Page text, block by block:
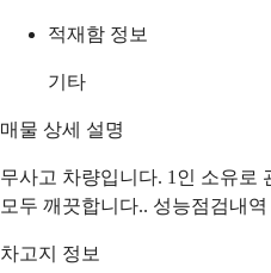
적재함 정보
기타
매물 상세 설명
무사고 차량입니다. 1인 소유로
모두 깨끗합니다.. 성능점검내
차고지 정보